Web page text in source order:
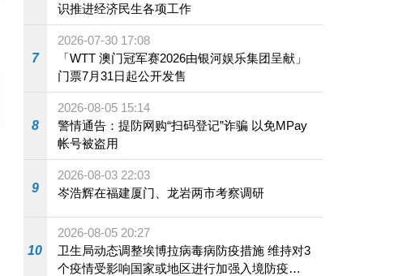
识推进经济民生各项工作
7
2026-07-30 17:08
「WTT 澳门冠军赛2026由银河娱乐集团呈献」
门票7月31日起公开发售
8
2026-08-05 15:14
警情通告：提防网购“扫码登记”诈骗 以免MPay
帐号被盗用
9
2026-08-03 22:03
岑浩辉在福建厦门、龙岩两市考察调研
10
2026-08-05 20:27
卫生局动态调整埃博拉病毒病防疫措施 维持对3
个疫情受影响国家或地区进行加强入境防疫措